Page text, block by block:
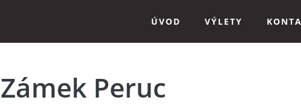
ÚVOD VÝLETY
Zámek Peruc